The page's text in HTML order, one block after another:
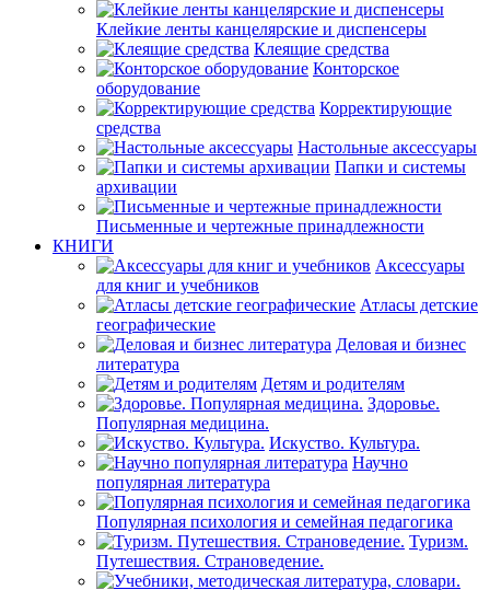
Клейкие ленты канцелярские и диспенсеры
Клеящие средства
Конторское
оборудование
Корректирующие
средства
Настольные аксессуары
Папки и системы
архивации
Письменные и чертежные принадлежности
КНИГИ
Аксессуары
для книг и учебников
Атласы детские
географические
Деловая и бизнес
литература
Детям и родителям
Здоровье.
Популярная медицина.
Искуство. Культура.
Научно
популярная литература
Популярная психология и семейная педагогика
Туризм.
Путешествия. Страноведение.